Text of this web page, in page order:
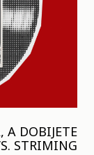
A DOBIJETE
STRIMING